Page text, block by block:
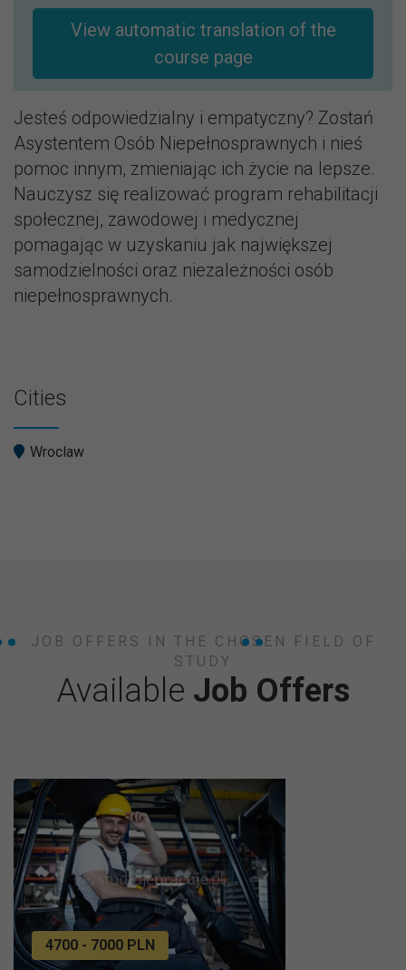
View automatic translation of the
course page
Jesteś odpowiedzialny i empatyczny? Zostań
Asystentem Osób Niepełnosprawnych i nieś
pomoc innym, zmieniając ich życie na lepsze.
Nauczysz się realizować program rehabilitacji
społecznej, zawodowej i medycznej
pomagając w uzyskaniu jak największej
samodzielności oraz niezależności osób
niepełnosprawnych.
Cities
Wroclaw
JOB OFFERS IN THE CHOSEN FIELD OF
STUDY
Available Job Offers
4700 - 7000 PLN